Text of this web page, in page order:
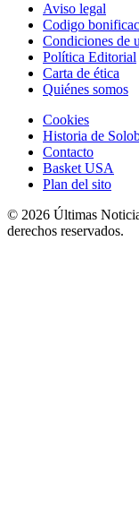
Aviso legal
Codigo
Condiciones de
Política Editorial
Carta de ética
Quiénes somos
Cookies
Historia de
Contacto
Basket USA
Plan del sito
© 2026 Últimas
derechos reservados.